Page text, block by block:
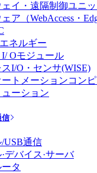
イ・遠隔制御ユニッ
ア（WebAccess・
ネルギー
I/ Oモジュール
I/O・センサ(WISE)
トメーションコン
ーション
信
USB通信
デバイス·サーバ
タ